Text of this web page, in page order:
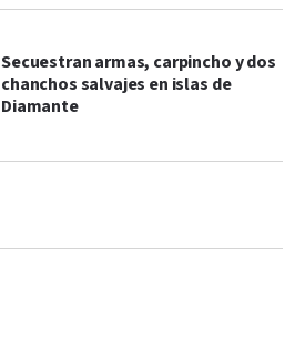
Secuestran armas, carpincho y dos
chanchos salvajes en islas de
Diamante